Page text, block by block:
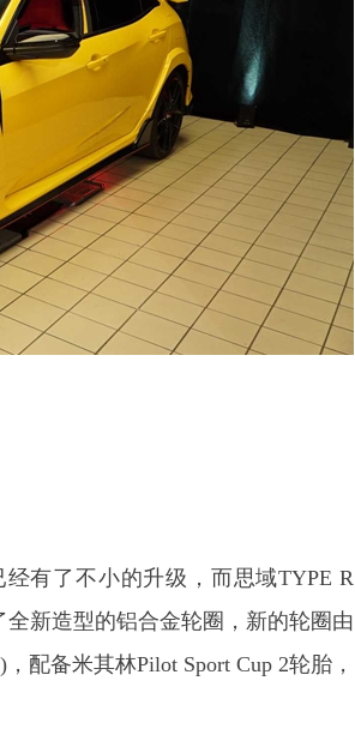
有了不小的升级，而思域TYPE R
新造型的铝合金轮圈，新的轮圈由
配备米其林Pilot Sport Cup 2轮胎，